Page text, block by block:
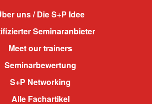
uns / Die S+P Idee
Seminaranbieter
Meet our trainers
Seminarbewertung
S+P Networking
Alle Fachartikel